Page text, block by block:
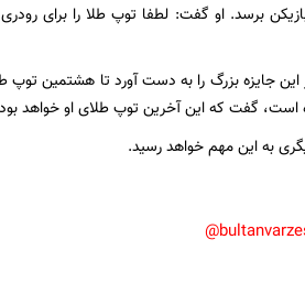
برسد. او گفت: لطفا توپ طلا را برای رودری
جایزه بزرگ را به دست آورد تا هشتمین توپ
است، گفت که این آخرین توپ طلای او خواهد
به این مهم خواهد رسید.